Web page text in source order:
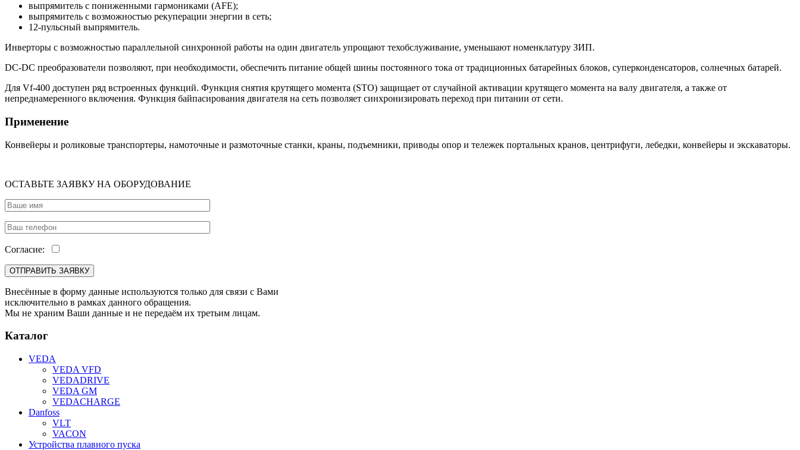
выпрямитель с пониженными гармониками (AFE);
выпрямитель с возможностью рекуперации энергии в сеть;
12-пульсный выпрямитель.
Инверторы с возможностью параллельной синхронной работы на один двигатель упрощают техобслуживание, уменьшают номенклатуру ЗИП.
DC-DC преобразователи позволяют, при необходимости, обеспечить питание общей шины постоянного тока от традиционных батарейных блоков, суперконденсаторов, солнечных батарей.
Для Vf-400 доступен ряд встроенных функций. Функция снятия крутящего момента (STO) защищает от случайной активации крутящего момента на валу двигателя, а также от
непреднамеренного включения. Функция байпасирования двигателя на сеть позволяет синхронизировать переход при питании от сети.
Применение
Конвейеры и роликовые транспортеры, намоточные и размоточные станки, краны, подъемники, приводы опор и тележек портальных кранов, центрифуги, лебедки, конвейеры и экскаваторы.
ОСТАВЬТЕ ЗАЯВКУ НА ОБОРУДОВАНИЕ
Согласие:
Внесённые в форму данные используются только для связи с Вами
исключительно в рамках данного обращения.
Мы не храним Ваши данные и не передаём их третьим лицам.
Каталог
VEDA
VEDA VFD
VEDADRIVE
VEDA GM
VEDACHARGE
Danfoss
VLT
VACON
Устройства плавного пуска